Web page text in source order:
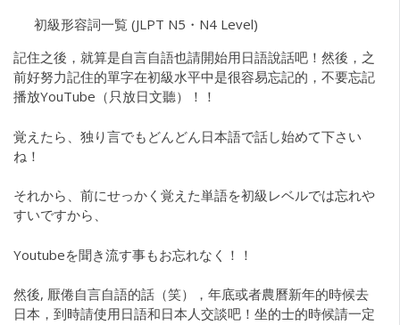
初級形容詞一覧 (JLPT N5・N4 Level)
記住之後，就算是自言自語也請開始用日語說話吧！然後，之
前好努力記住的單字在初級水平中是很容易忘記的，不要忘記
播放YouTube（只放日文聽）！！
覚えたら、独り言でもどんどん日本語で話し始めて下さい
ね！
それから、前にせっかく覚えた単語を初級レベルでは忘れや
すいですから、
Youtubeを聞き流す事もお忘れなく！！
然後, 厭倦自言自語的話（笑），年底或者農曆新年的時候去
日本，到時請使用日語和日本人交談吧！坐的士的時候請一定